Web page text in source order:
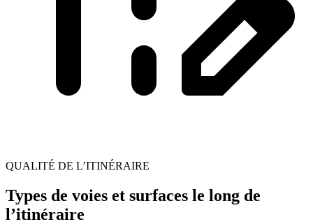
QUALITÉ DE L’ITINÉRAIRE
Types de voies et surfaces le long de
l’itinéraire